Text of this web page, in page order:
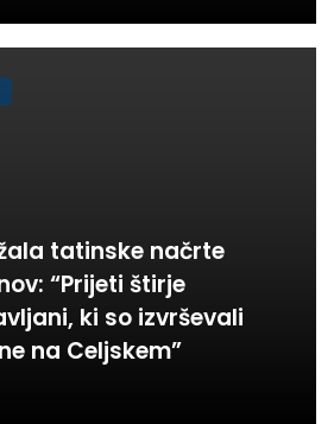
tatinske načrte
“Prijeti štirje
ki so izvrševali
na Celjskem”